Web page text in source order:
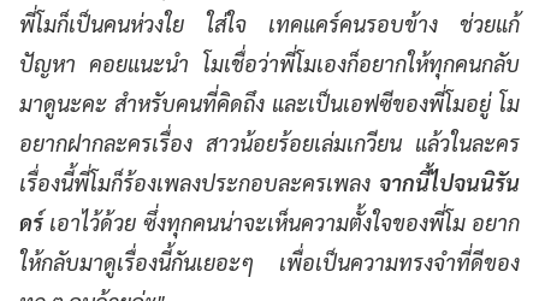
พี่โมก็เป็นคนห่วงใย ใส่ใจ เทคแคร์คนรอบข้าง ช่วยแก้
ปัญหา คอยแนะนำ โมเชื่อว่าพี่โมเองก็อยากให้ทุกคนกลับ
มาดูนะคะ สำหรับคนที่คิดถึง และเป็นเอฟซีของพี่โมอยู่ โม
อยากฝากละครเรื่อง สาวน้อยร้อยเล่มเกวียน แล้วในละคร
เรื่องนี้พี่โมก็ร้องเพลงประกอบละครเพลง จากนี้ไปจนนิรัน
ดร์ เอาไว้ด้วย ซึ่งทุกคนน่าจะเห็นความตั้งใจของพี่โม อยาก
ให้กลับมาดูเรื่องนี้กันเยอะๆ เพื่อเป็นความทรงจำที่ดีของ